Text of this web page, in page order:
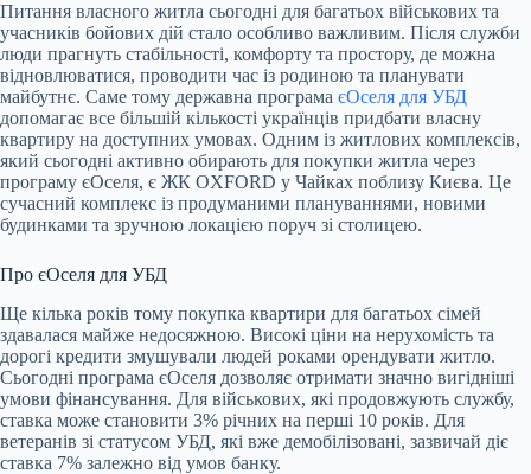
Питання власного житла сьогодні для багатьох військових та
учасників бойових дій стало особливо важливим. Після служби
люди прагнуть стабільності, комфорту та простору, де можна
відновлюватися, проводити час із родиною та планувати
майбутнє. Саме тому державна програма єОселя для УБД
допомагає все більшій кількості українців придбати власну
квартиру на доступних умовах. Одним із житлових комплексів,
який сьогодні активно обирають для покупки житла через
програму єОселя, є ЖК OXFORD у Чайках поблизу Києва. Це
сучасний комплекс із продуманими плануваннями, новими
будинками та зручною локацією поруч зі столицею.
Про єОселя для УБД
Ще кілька років тому покупка квартири для багатьох сімей
здавалася майже недосяжною. Високі ціни на нерухомість та
дорогі кредити змушували людей роками орендувати житло.
Сьогодні програма єОселя дозволяє отримати значно вигідніші
умови фінансування. Для військових, які продовжують службу,
ставка може становити 3% річних на перші 10 років. Для
ветеранів зі статусом УБД, які вже демобілізовані, зазвичай діє
ставка 7% залежно від умов банку.